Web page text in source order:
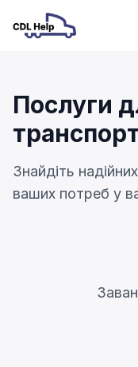
Послуги
Знайдіть
ваших потреб у